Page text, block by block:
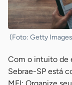
(Foto: Getty
Com o intuito de
Sebrae-SP está